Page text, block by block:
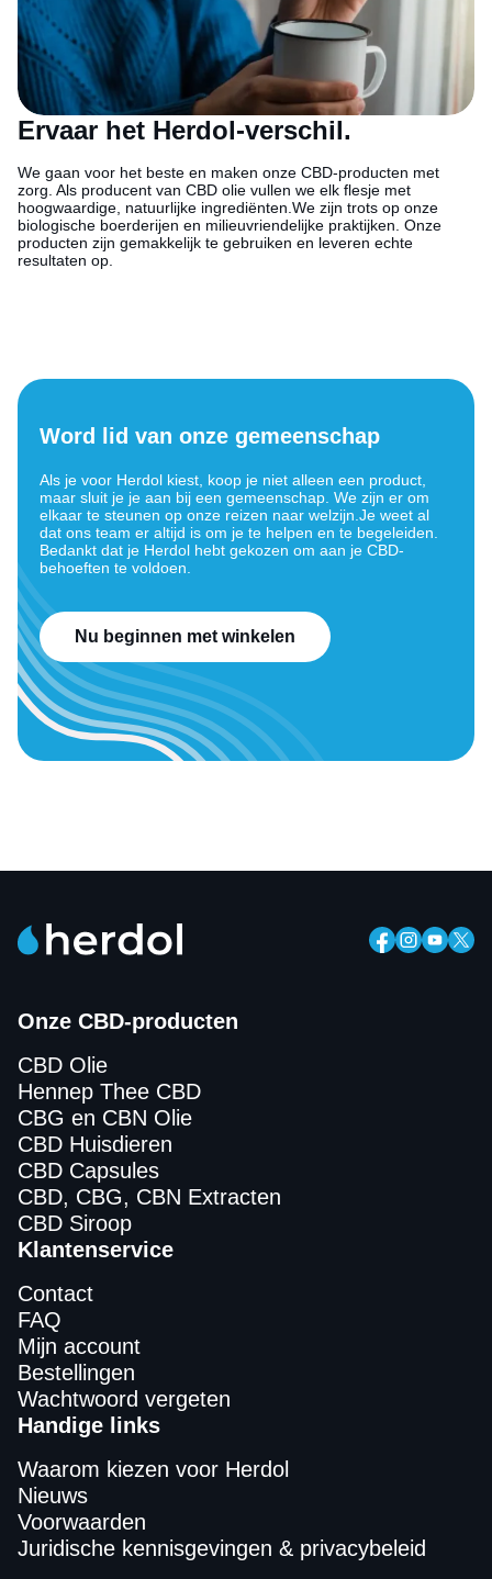
Ervaar het Herdol-verschil.
We gaan voor het beste en maken onze CBD-producten met
zorg. Als producent van CBD olie vullen we elk flesje met
hoogwaardige, natuurlijke ingrediënten.We zijn trots op onze
biologische boerderijen en milieuvriendelijke praktijken. Onze
producten zijn gemakkelijk te gebruiken en leveren echte
resultaten op.
Word lid van onze gemeenschap
Als je voor Herdol kiest, koop je niet alleen een product,
maar sluit je je aan bij een gemeenschap. We zijn er om
elkaar te steunen op onze reizen naar welzijn.Je weet al
dat ons team er altijd is om je te helpen en te begeleiden.
Bedankt dat je Herdol hebt gekozen om aan je CBD-
behoeften te voldoen.
Nu beginnen met winkelen
Onze CBD-producten
CBD Olie
Hennep Thee CBD
CBG en CBN Olie
CBD Huisdieren
CBD Capsules
CBD, CBG, CBN Extracten
CBD Siroop
Klantenservice
Contact
FAQ
Mijn account
Bestellingen
Wachtwoord vergeten
Handige links
Waarom kiezen voor Herdol
Nieuws
Voorwaarden
Juridische kennisgevingen & privacybeleid